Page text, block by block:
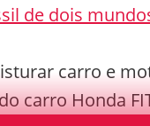
de dois
carro e
carro Honda